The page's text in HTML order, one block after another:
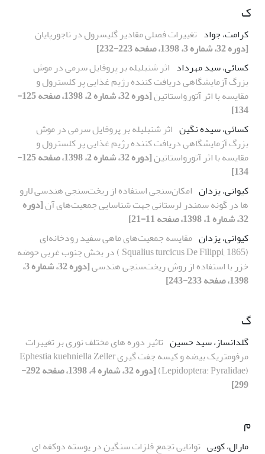
ک
کرامت، جواد تغییرات فصلی مقادیر گلیسرول در ناجورپایان
[دوره 32، شماره 3، 1398، صفحه 223-232]
کسائی، سید مهرداد اثر شنبلیله بر پروفایل سرمی در موش
بزرگ آزمایشگاهی دریافت کننده رژیم غذایی پر کلسترول و
مقایسه با اثر آتورواستاتین
[دوره 32، شماره 2، 1398، صفحه 125-
134]
کسائی، سیده نگین اثر شنبلیله بر پروفایل سرمی در موش
بزرگ آزمایشگاهی دریافت کننده رژیم غذایی پر کلسترول و
مقایسه با اثر آتورواستاتین
[دوره 32، شماره 2، 1398، صفحه 125-
134]
کیوانی، یزدان امکان‌سنجی استفاده از ریخت‌سنجی هندسی لارو‌
ها در گونه سمندر لرستانی جهت شناسایی جمعیت‌های آن[دوره
32، شماره 1، 1398، صفحه 11-21]
کیوانی، یزدان مقایسه‌ جمعیت‌های ماهی سفید رودخانه‌ای
(Squalius turcicus De Filippi, 1865 ) در بخش جنوب غربی حوضه
خزر با استفاده از روش ریخت‌سنجی هندسی
[دوره 32، شماره 3،
1398، صفحه 233-243]
گ
گلدانساز، سید حسین تاثیر دوره های مختلف نوری بر تغییرات
مرفومتریک بیضه و کیسه جفت گیری Ephestia kuehniella Zeller
(Lepidoptera: Pyralidae)
[دوره 32، شماره 4، 1398، صفحه 292-
299]
م
مارال، کوپی توانایی تجمع فلزات سنگین در پوسته دوکفه ای